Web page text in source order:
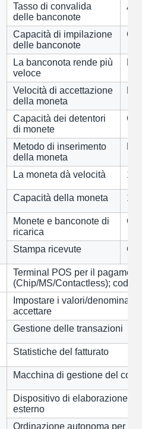
Tasso di convalida
delle banconote
Capacità di impilazione
delle banconote
La banconota rende più
veloce
Velocità di accettazione
della moneta
Capacità dei detentori
di monete
Metodo di inserimento
della moneta
La moneta dà velocità 12
Capacità della moneta
Monete e banconote di
ricarica
Stampa ricevute
Terminal POS per il
(Chip/MS/Contactless);
Impostare i valori/
accettare
Gestione delle transazioni
Statistiche del fatturato
Macchina di gestione del
Dispositivo di elaborazione
esterno
Ordinazione autonoma per la